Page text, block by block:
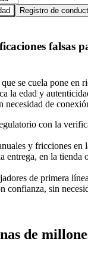
Registro de
falsas
se cuela pone en
la edad y
necesidad de
con la
y fricciones en
entrega, en la tienda
de primera
confianza, sin
de